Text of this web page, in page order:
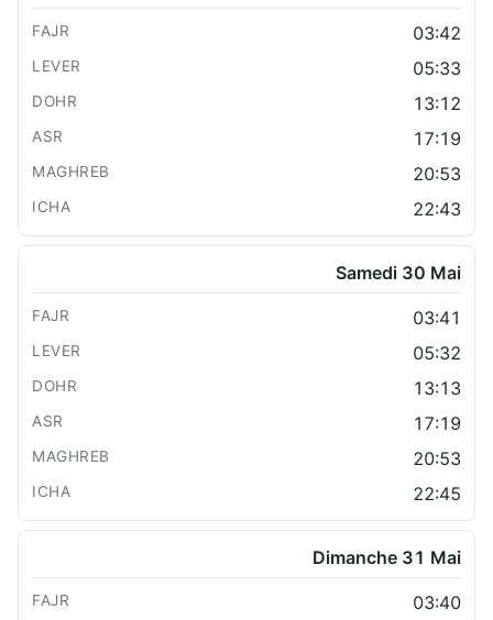
03:42
05:33
13:12
17:19
20:53
22:43
Samedi 30 Mai
03:41
05:32
13:13
17:19
20:53
22:45
Dimanche 31 Mai
03:40